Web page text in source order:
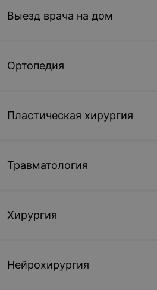
Выезд врача на дом
Ортопедия
Пластическая хирургия
Травматология
Хирургия
Нейрохирургия